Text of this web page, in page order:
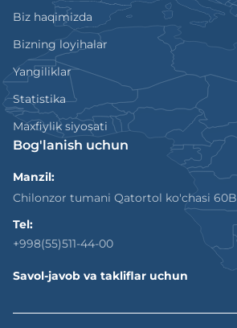
Biz haqimizda
Bizning loyihalar
Yangiliklar
Statistika
Maxfiylik siyosati
Bog'lanish uchun
Manzil:
Chilonzor tumani Qatortol ko'chasi 60B
Tel:
+998(55)511-44-00
Savol-javob va takliflar uchun